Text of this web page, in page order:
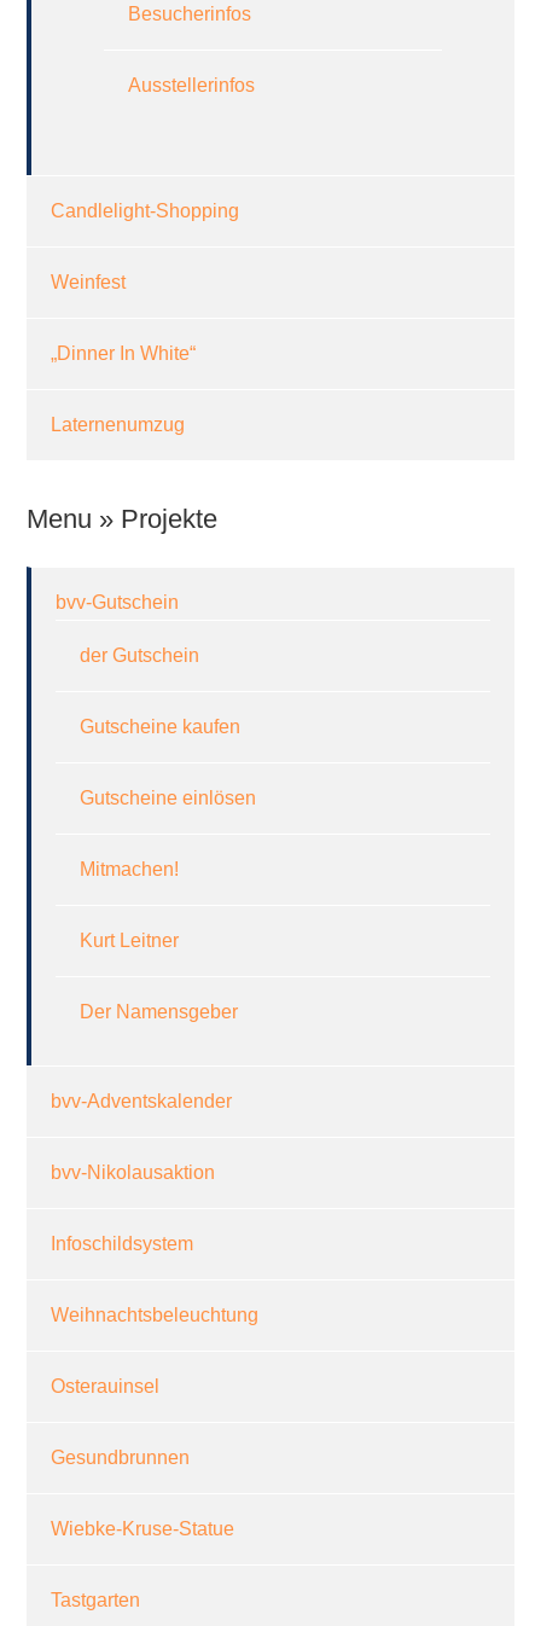
Besucherinfos
Ausstellerinfos
Candlelight-Shopping
Weinfest
„Dinner In White“
Laternenumzug
Menu » Projekte
bvv-Gutschein
der Gutschein
Gutscheine kaufen
Gutscheine einlösen
Mitmachen!
Kurt Leitner
Der Namensgeber
bvv-Adventskalender
bvv-Nikolausaktion
Infoschildsystem
Weihnachtsbeleuchtung
Osterauinsel
Gesundbrunnen
Wiebke-Kruse-Statue
Tastgarten